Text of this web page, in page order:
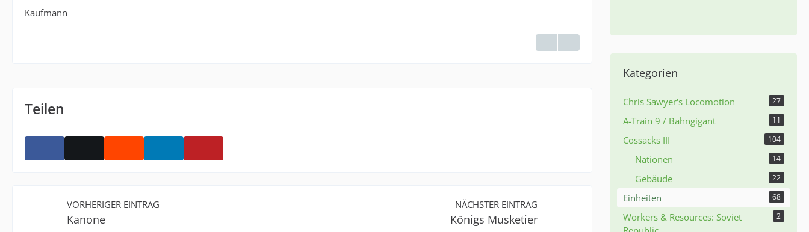
Kaufmann
Teilen
VORHERIGER EINTRAG
Kanone
NÄCHSTER EINTRAG
Königs Musketier
Kategorien
Chris Sawyer's Locomotion 27
A-Train 9 / Bahngigant 11
Cossacks III 104
Nationen 14
Gebäude 22
Einheiten 68
Workers & Resources: Soviet
2